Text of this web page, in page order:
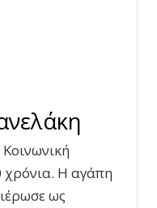
Η αγάπη
ως